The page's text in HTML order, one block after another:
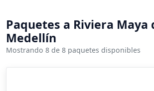
Paquetes a Riviera Maya
Medellín
Mostrando 8 de 8 paquetes disponibles